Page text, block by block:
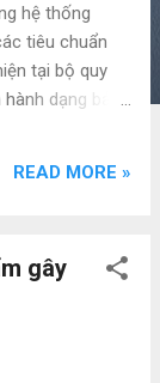
hệ thống
tiêu chuẩn
tại bộ quy
dạng bản
giúp bạn cắt
dựng hệ
tại đây .
READ MORE »
gây